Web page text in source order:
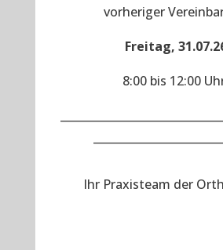
vorheriger
Freitag,
8:00 bis 12:00
Ihr Praxisteam der